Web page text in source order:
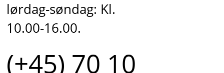
lørdag-søndag: Kl.
10.00-16.00.
(+45) 70 10